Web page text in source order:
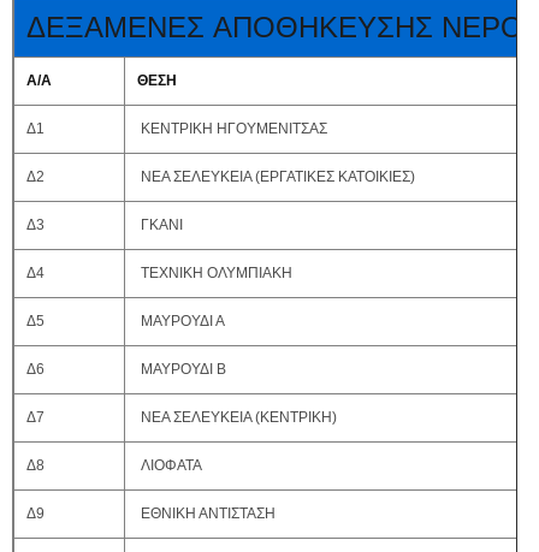
ΔΕΞΑΜΕΝΕΣ ΑΠΟΘΗΚΕΥΣΗΣ
Α/Α ΘΕΣΗ
Δ1 ΚΕΝΤΡΙΚΗ ΗΓΟΥΜΕΝΙΤΣΑΣ
Δ2 ΝΕΑ ΣΕΛΕΥΚΕΙΑ (ΕΡΓΑΤΙΚΕΣ ΚΑΤΟΙΚΙΕΣ)
Δ3 ΓΚΑΝΙ
Δ4 ΤΕΧΝΙΚΗ ΟΛΥΜΠΙΑΚΗ
Δ5 ΜΑΥΡΟΥΔΙ Α
Δ6 ΜΑΥΡΟΥΔΙ Β
Δ7 ΝΕΑ ΣΕΛΕΥΚΕΙΑ (ΚΕΝΤΡΙΚΗ)
Δ8 ΛΙΟΦΑΤΑ
Δ9 ΕΘΝΙΚΗ ΑΝΤΙΣΤΑΣΗ